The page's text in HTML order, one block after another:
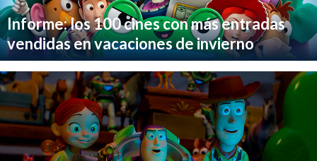
Informe: los 100 cines con más entradas
vendidas en vacaciones de invierno